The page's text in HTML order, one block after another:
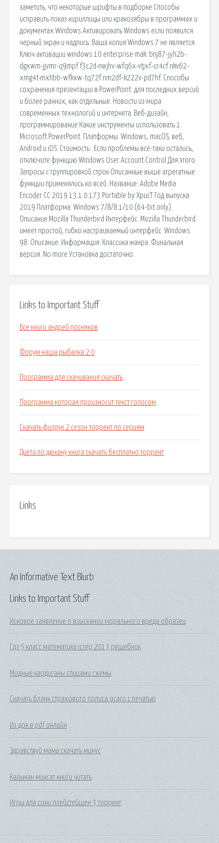
заметить, что некоторые шрифты в подборке Способы
исправить показ кириллицы или кракозябры в программах и
документах Windows Активировать Windows если появился
черный экран и надпись: Ваша копия Windows 7 не является.
Ключ активации windows 10 enterprise mak: bnj87-jyh2b-
dgxwm-jjvmr-q9mpf f3c2d-nwjhv-wfq6x-vtjxf-cr4cf nkv62-
xmg4t-mxhbb-wfkxw-tq72f nm2df-k222v-pd7hf. Способы
сохранения презентации в PowerPoint: для последних версий
и более ранних, как отдельные. Новости из мира
современных технологий и интернета. Веб-дизайн,
программирование Какие инструменты использовать 1.
Microsoft PowerPoint. Платформы: Windows, macOS, веб,
Android и iOS. Стоимость:. Если проблемы всё-таки остались,
отключите функцию Windows User Account Control Для этого.
Запросы с группировкой строк Описанные выше агрегатные
функции применялись ко всей. Название: Adobe Media
Encoder CC 2019 13.1.0.173 Portable by XpucT Год выпуска:
2019 Платформа: Windows 7/8/8.1/10 (64-bit only).
Описание Mozilla Thunderbird Интерфейс. Mozilla Thunderbird
имеет простой, гибко настраиваемый интерфейс. Windows
98: Описание: Информация: Классика жанра. Финальная
версия. No more Установка достаточно.
Links to Important Stuff
Все книги андрей посняков
Форум наша рыбалка 2 0
Программа для скачивания скачать
Программа которая произносит текст голосом
Скачать физрук 2 сезон торрент по сериям
Диета по дюкану книга скачать бесплатно торрент
Links
Links to Important Stuff
Исковое заявление о взыскании морального вреда образец
Гдз 5 класс математика істер 2013 решебник
Модные кардиганы спицами схемы
Скачать бланк страхового полиса осаго с печатью
Из док в pdf онлайн
Здравствуй мама скачать минус
Кальман миксат книги читать
Игры для сони плейстейшен 3 торрент
An Informative Text Blurb